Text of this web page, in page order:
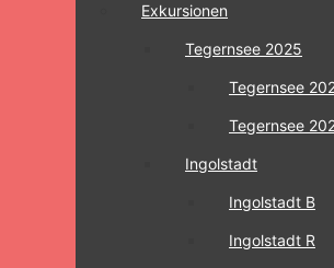
Exkursionen
Tegernsee 2025
Tegernsee
Tegernsee
Ingolstadt
Ingolstadt B
Ingolstadt R